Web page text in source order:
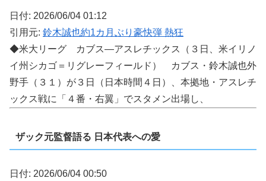
日付: 2026/06/04 01:12
引用元: 鈴木誠也約1カ月ぶり豪快弾 熱狂
◆米大リーグ カブス―アスレチックス（３日、米イリノ
イ州シカゴ＝リグレーフィールド） カブス・鈴木誠也外
野手（３１）が３日（日本時間４日）、本拠地・アスレチ
ックス戦に「４番・右翼」でスタメン出場し、
ザック元監督語る 日本代表への愛
日付: 2026/06/04 00:50